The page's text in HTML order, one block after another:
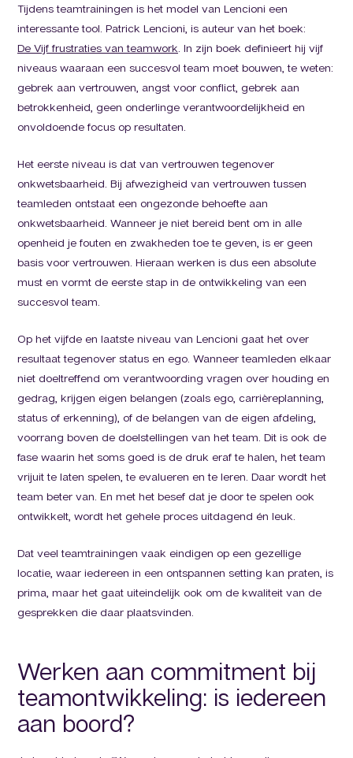
Tijdens teamtrainingen is het model van Lencioni een
interessante tool. Patrick Lencioni, is auteur van het boek:
De Vijf frustraties van teamwork . In zijn boek definieert hij vijf
niveaus waaraan een succesvol team moet bouwen, te weten:
gebrek aan vertrouwen, angst voor conflict, gebrek aan
betrokkenheid, geen onderlinge verantwoordelijkheid en
onvoldoende focus op resultaten.
Het eerste niveau is dat van vertrouwen tegenover
onkwetsbaarheid. Bij afwezigheid van vertrouwen tussen
teamleden ontstaat een ongezonde behoefte aan
onkwetsbaarheid. Wanneer je niet bereid bent om in alle
openheid je fouten en zwakheden toe te geven, is er geen
basis voor vertrouwen. Hieraan werken is dus een absolute
must en vormt de eerste stap in de ontwikkeling van een
succesvol team.
Op het vijfde en laatste niveau van Lencioni gaat het over
resultaat tegenover status en ego. Wanneer teamleden elkaar
niet doeltreffend om verantwoording vragen over houding en
gedrag, krijgen eigen belangen (zoals ego, carrièreplanning,
status of erkenning), of de belangen van de eigen afdeling,
voorrang boven de doelstellingen van het team. Dit is ook de
fase waarin het soms goed is de druk eraf te halen, het team
vrijuit te laten spelen, te evalueren en te leren. Daar wordt het
team beter van. En met het besef dat je door te spelen ook
ontwikkelt, wordt het gehele proces uitdagend én leuk.
Dat veel teamtrainingen vaak eindigen op een gezellige
locatie, waar iedereen in een ontspannen setting kan praten, is
prima, maar het gaat uiteindelijk ook om de kwaliteit van de
gesprekken die daar plaatsvinden.
Werken aan commitment bij
teamontwikkeling: is iedereen
aan boord?